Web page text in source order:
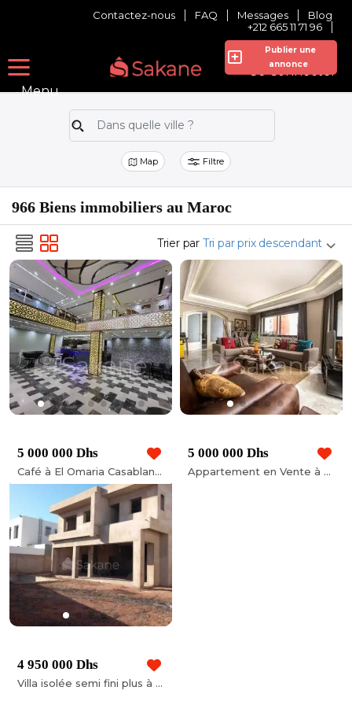
Blog
Messages
FAQ
Contactez-nous
+212 665 11 71 96
Menu
Se Connecter
Publier une
annonce
Map Filtre
966 Biens immobiliers au Maroc
Trier par Tri par prix descendant
5 000 000 Dhs
Café à El Omaria Casablanca 150 mètres
5 000 000 Dhs
Appartement en Vente à Casablanca
4 950 000 Dhs
Villa isolée semi fini plus à vendre à Bouskoura - 167412/63